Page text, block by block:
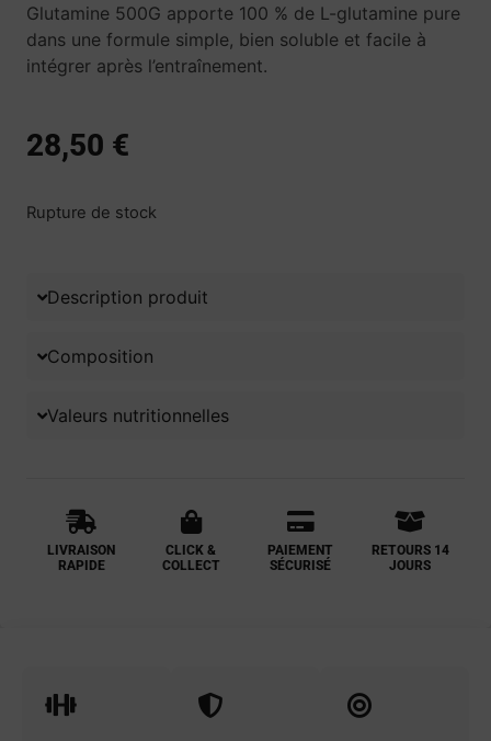
Glutamine 500G apporte 100 % de L-glutamine pure
dans une formule simple, bien soluble et facile à
intégrer après l’entraînement.
28,50 €
Rupture de stock
Description produit
Composition
Valeurs nutritionnelles
LIVRAISON
RAPIDE
CLICK &
COLLECT
PAIEMENT
SÉCURISÉ
RETOURS 14
JOURS